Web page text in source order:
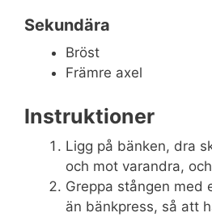
Sekundära
Bröst
Främre axel
Instruktioner
Ligg på bänken, dra
och mot varandra,
Greppa stången med
än bänkpress, så att